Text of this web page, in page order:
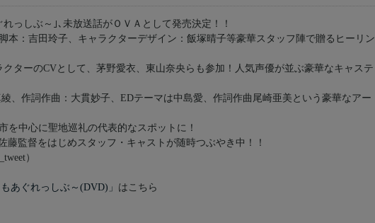
っしぶ～｣､未放送話がＯＶＡとして発売決定！！
本：吉田玲子、キャラクターデザイン：飯塚晴子等豪華スタッフ陣で贈るヒーリン
クターのCVとして、茅野愛衣、東山奈央らも参加！人気声優が並ぶ豪華なキャステ
、作詞作曲：大貫妙子、EDテーマは中島愛、作詞作曲尾崎亜美という豪華なアー
を中心に聖地巡礼の代表的なスポットに！
藤監督をはじめスタッフ・キャストが随時つぶやき中！！
）
あぐれっしぶ～(DVD)」 はこちら